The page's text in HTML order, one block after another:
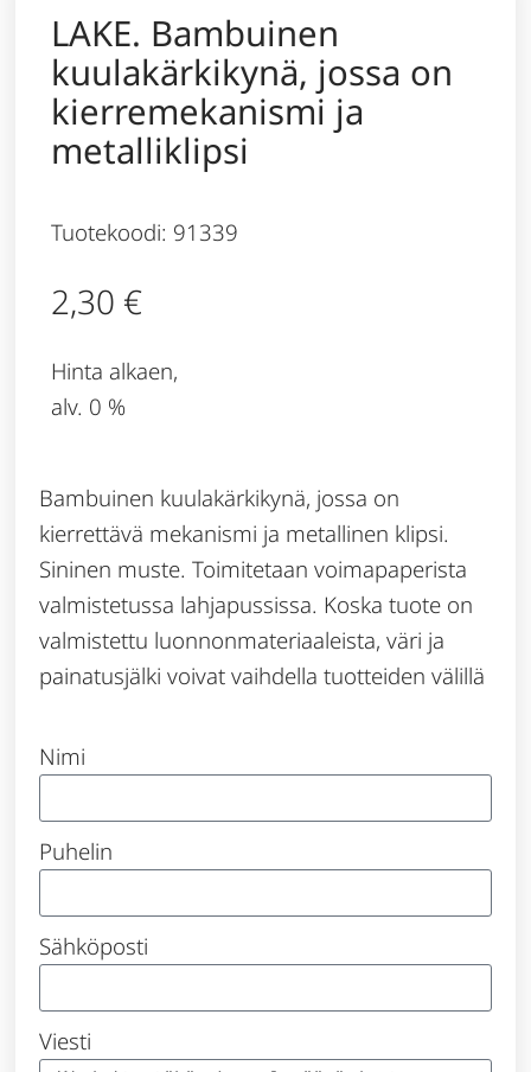
LAKE. Bambuinen
kuulakärkikynä, jossa on
kierremekanismi ja
metalliklipsi
Tuotekoodi: 91339
2,30 €
Hinta alkaen,
alv. 0 %
Bambuinen kuulakärkikynä, jossa on
kierrettävä mekanismi ja metallinen klipsi.
Sininen muste. Toimitetaan voimapaperista
valmistetussa lahjapussissa. Koska tuote on
valmistettu luonnonmateriaaleista, väri ja
painatusjälki voivat vaihdella tuotteiden välillä
Nimi
Puhelin
Sähköposti
Viesti